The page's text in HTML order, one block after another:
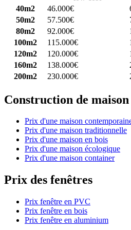
40m2
46.000€
50m2
57.500€
80m2
92.000€
100m2
115.000€
120m2
120.000€
160m2
138.000€
200m2
230.000€
Construction de maison
Prix d'une maison
Prix d'une maison traditionnelle
Prix d'une maison en bois
Prix d'une maison écologique
Prix d'une maison container
Prix des fenêtres
Prix fenêtre en PVC
Prix fenêtre en bois
Prix fenêtre en aluminium